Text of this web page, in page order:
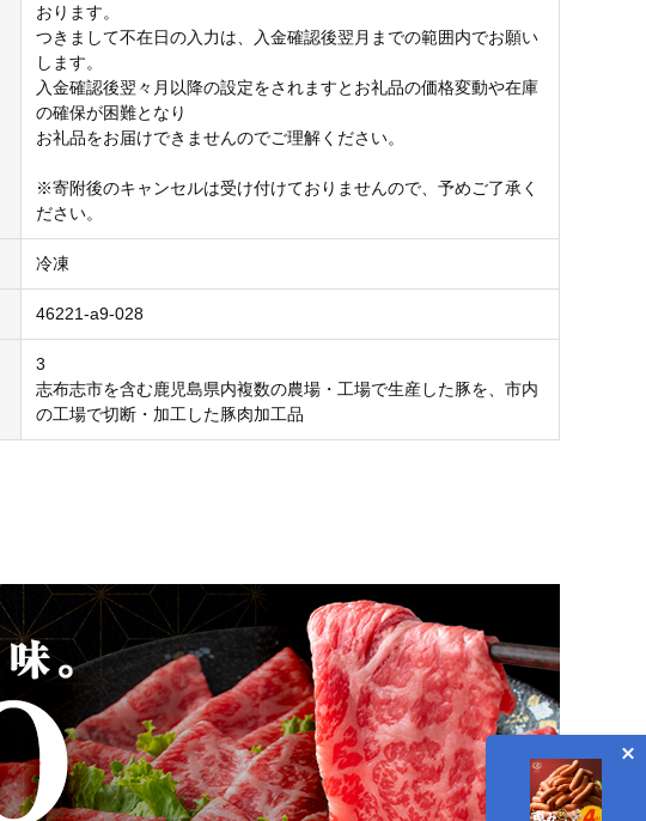
おります。
つきまして不在日の入力は、入金確認後翌月までの範囲内でお願い
します。
入金確認後翌々月以降の設定をされますとお礼品の価格変動や在庫
の確保が困難となり
お礼品をお届けできませんのでご理解ください。
※寄附後のキャンセルは受け付けておりませんので、予めご了承く
ださい。
冷凍
46221-a9-028
3
志布志市を含む鹿児島県内複数の農場・工場で生産した豚を、市内
の工場で切断・加工した豚肉加工品